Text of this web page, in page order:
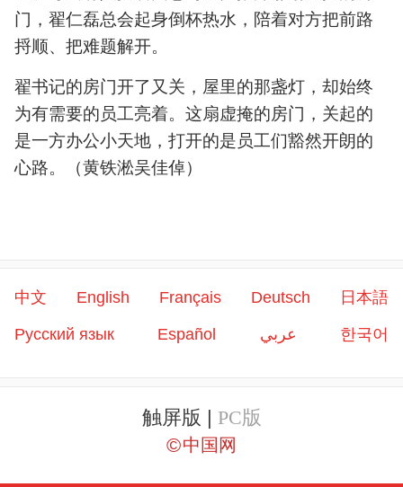
门，翟仁磊总会起身倒杯热水，陪着对方把前路
捋顺、把难题解开。
翟书记的房门开了又关，屋里的那盏灯，却始终
为有需要的员工亮着。这扇虚掩的房门，关起的
是一方办公小天地，打开的是员工们豁然开朗的
心路。（黄铁淞吴佳倬）
中文 English Français Deutsch 日本語
Русский язык Español عربي 한국어
触屏版 | PC版
©中国网